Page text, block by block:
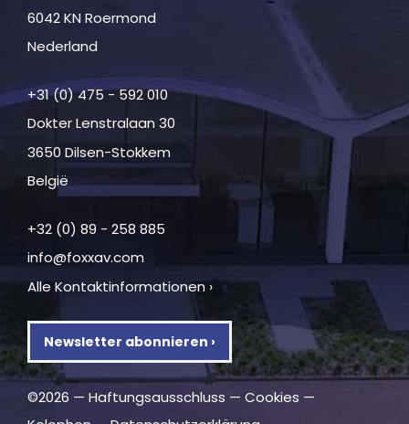
6042 KN Roermond
Nederland
+31 (0) 475 - 592 010
Dokter Lenstralaan 30
3650 Dilsen-Stokkem
België
+32 (0) 89 - 258 885
info@foxxav.com
Alle Kontaktinformationen ›
Newsletter abonnieren ›
©2026 — Haftungsausschluss — Cookies —